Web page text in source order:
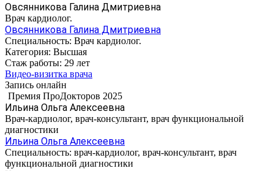
Овсянникова Галина Дмитриевна
Врач кардиолог.
Овсянникова Галина Дмитриевна
Специальность: Врач кардиолог.
Категория: Высшая
Стаж работы: 29 лет
Видео-визитка врача
Запись онлайн
Премия ПроДокторов 2025
Ильина Ольга Алексеевна
Врач-кардиолог, врач-консультант, врач функциональной
диагностики
Ильина Ольга Алексеевна
Специальность: врач-кардиолог, врач-консультант, врач
функциональной диагностики